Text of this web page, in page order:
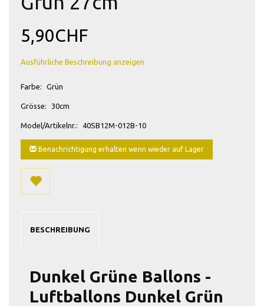
5,90CHF
Ausführliche Beschreibung anzeigen
Farbe: Grün
Grösse: 30cm
Model/Artikelnr.: 40SB12M-012B-10
Benachrichtigung erhalten wenn wieder auf Lager
BESCHREIBUNG
Dunkel Grüne Ballons -
Luftballons Dunkel Grün